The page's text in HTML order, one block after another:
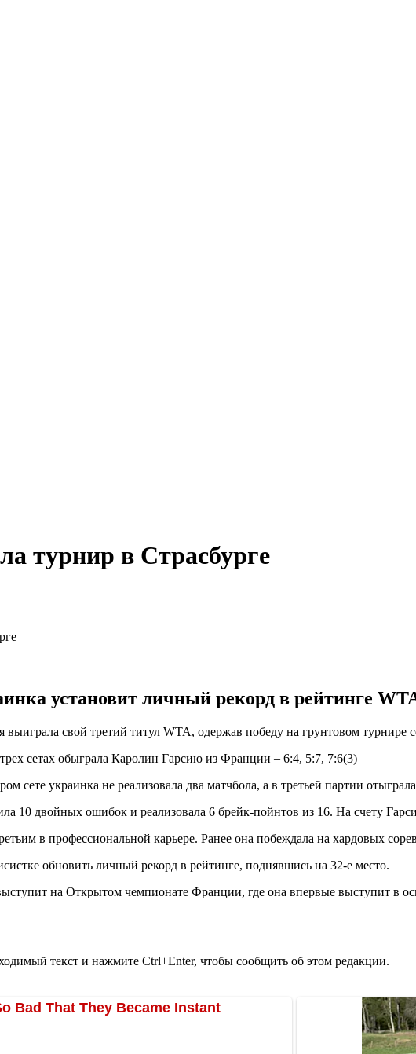
турнир в Страсбурге
установит личный рекорд в рейтинге
выиграла свой третий титул WTA, одержав победу на грунтовом турнире
сетах обыграла Каролин Гарсию из Франции – 6:4, 5:7, 7:6(3)
сете украинка не реализовала два матчбола, а в третьей партии
10 двойных ошибок и реализовала 6 брейк-пойнтов из 16. На счету
в профессиональной карьере. Ранее она побеждала на хардовых
обновить личный рекорд в рейтинге, поднявшись на 32-е место.
на Открытом чемпионате Франции, где она впервые выступит в
текст и нажмите Ctrl+Enter, чтобы сообщить об этом редакции.